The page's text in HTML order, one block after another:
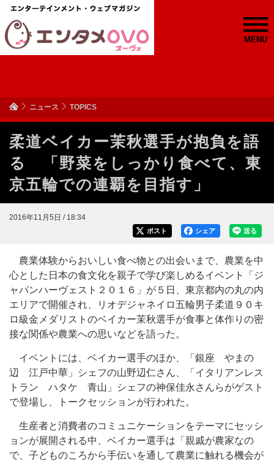
MENU
ニュース TOPICS
柔道ベイカー茉秋選手が抱負を語
る 「野菜をしっかり食べて、東
京五輪での連覇を目指す」
2016年11月5日 / 18:34
送る
シェア
ポスト
農業体験からおいしい食べ物との出会いまで、農業を中
心とした日本の食文化を親子で学び楽しめるイベント「ジ
ャパンハーヴェスト２０１６」が５日、東京都内の丸の内
エリアで開催され、リオデジャネイロ五輪男子柔道９０キ
ロ級金メダリストのベイカー茉秋選手が食事と体作りの密
接な関係や農業への思いなどを語った。
イベントには、ベイカー選手のほか、「銀座 やまの
辺 江戸中華」シェフの山野辺仁さん、「イタリアンレス
トラン ハタケ 青山」シェフの神保佳永さんらがゲスト
で登場し、トークセッションが行われた。
生産者と消費者のコミュニケーションをテーマにセッシ
ョンが展開される中、ベイカー選手は「親戚が農家なの
で、子どものころから手伝いを通して農業に触れる機会が